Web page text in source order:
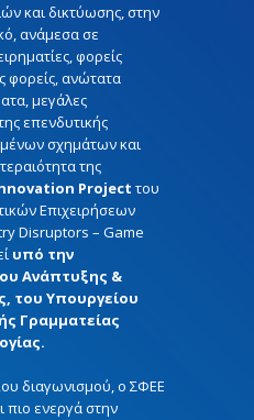
και δικτύωσης, στην
ανάμεσα σε
φορείς
φορείς, ανώτατα
μεγάλες
επενδυτικής
σχημάτων και
της
Project του
Επιχειρήσεων
Disruptors – Game
υπό την
Ανάπτυξης &
του Υπουργείου
Γραμματείας
διαγωνισμού, ο ΣΦΕΕ
πιο ενεργά στην